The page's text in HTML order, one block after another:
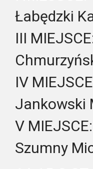
Łabędzki
III
IV
Jankowski
V MIEJSCE:
Szumny